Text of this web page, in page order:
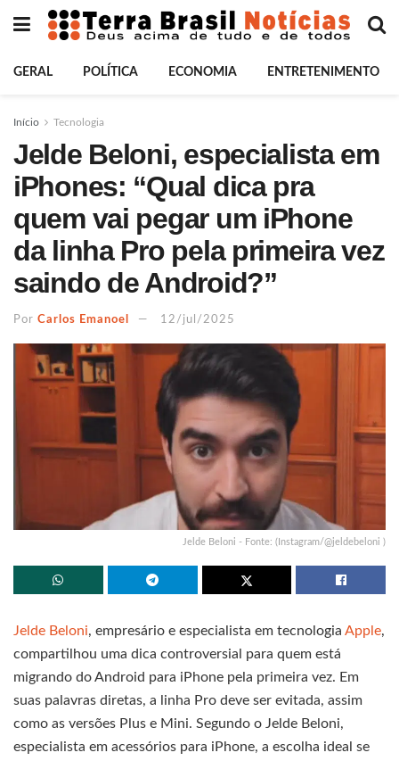
GERAL POLÍTICA ECONOMIA ENTRETENIMENTO
Início Tecnologia
Jelde Beloni, especialista em
iPhones: “Qual dica pra
quem vai pegar um iPhone
da linha Pro pela primeira vez
saindo de Android?”
Por Carlos Emanoel 12/jul/2025
Jelde Beloni - Fonte: (Instagram/@jeldebeloni )
Jelde Beloni, empresário e especialista em tecnologia Apple,
compartilhou uma dica controversial para quem está
migrando do Android para iPhone pela primeira vez. Em
suas palavras diretas, a linha Pro deve ser evitada, assim
como as versões Plus e Mini. Segundo o Jelde Beloni,
especialista em acessórios para iPhone, a escolha ideal se